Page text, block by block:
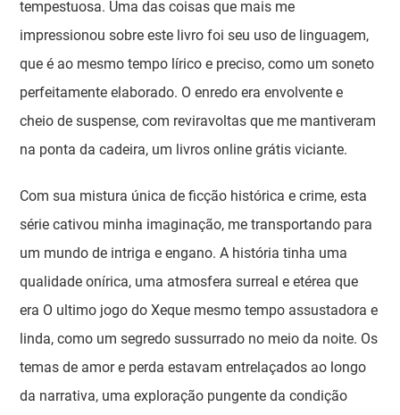
tempestuosa. Uma das coisas que mais me
impressionou sobre este livro foi seu uso de linguagem,
que é ao mesmo tempo lírico e preciso, como um soneto
perfeitamente elaborado. O enredo era envolvente e
cheio de suspense, com reviravoltas que me mantiveram
na ponta da cadeira, um livros online grátis viciante.
Com sua mistura única de ficção histórica e crime, esta
série cativou minha imaginação, me transportando para
um mundo de intriga e engano. A história tinha uma
qualidade onírica, uma atmosfera surreal e etérea que
era O ultimo jogo do Xeque mesmo tempo assustadora e
linda, como um segredo sussurrado no meio da noite. Os
temas de amor e perda estavam entrelaçados ao longo
da narrativa, uma exploração pungente da condição